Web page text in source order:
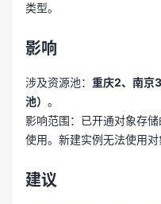
类型。
影响
涉及资源池： 重庆2、南京
池） 。
影响范围：已开通对象存
使用。新建实例无法使用对
建议